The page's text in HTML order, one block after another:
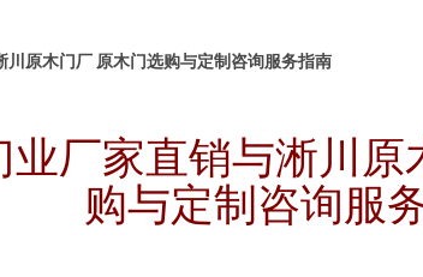
川原木门厂 原木门选购与定制咨询服务指南
业厂家直销与淅川原
购与定制咨询服